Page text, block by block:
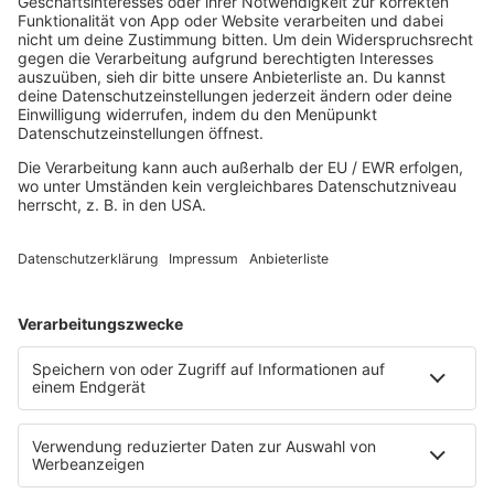
Mitsingen
Top 100 Deutschrap
Top 100 Dance
Top 100 Party
Sommer
Unplugged
TikTok Hittracks
Uptempo Banger
Programm
Aktuelles
Zum Nachhören
Nachrichten
Wetter
Blitzer & Verkehr
Programmübersicht
Team